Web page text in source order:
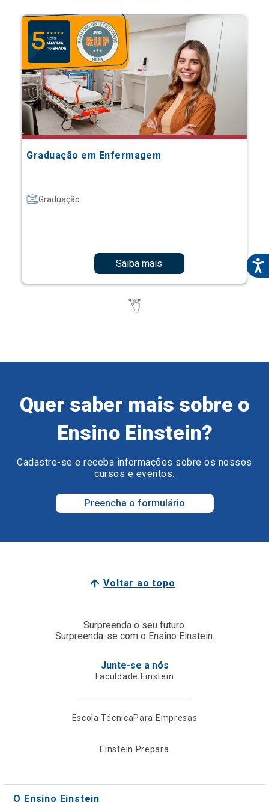
Graduação em Enfermagem
Graduação
Saiba mais
Quer saber mais sobre o
Ensino Einstein?
Cadastre-se e receba informações sobre os nossos
cursos e eventos.
Preencha o formulário
Voltar ao topo
Surpreenda o seu futuro.
Surpreenda-se com o Ensino Einstein.
Junte-se a nós
Faculdade Einstein
Escola TécnicaPara Empresas
Einstein Prepara
O Ensino Einstein